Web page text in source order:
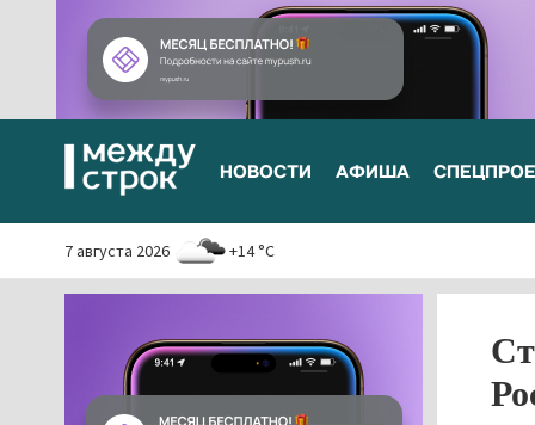
НОВОСТИ АФИША
7 августа 2026 +14 °C